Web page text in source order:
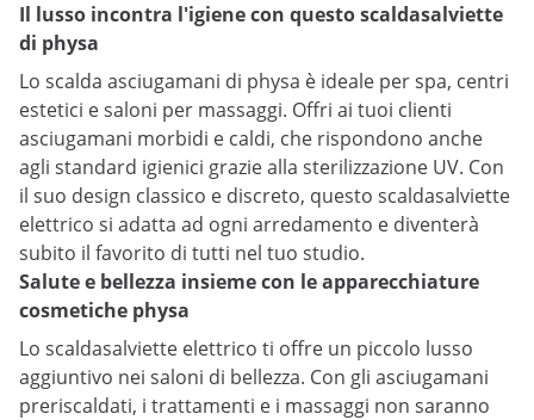
Il lusso incontra l'igiene con questo scaldasalviette
di physa
Lo scalda asciugamani di physa è ideale per spa, centri
estetici e saloni per massaggi. Offri ai tuoi clienti
asciugamani morbidi e caldi, che rispondono anche
agli standard igienici grazie alla sterilizzazione UV. Con
il suo design classico e discreto, questo scaldasalviette
elettrico si adatta ad ogni arredamento e diventerà
subito il favorito di tutti nel tuo studio.
Salute e bellezza insieme con le apparecchiature
cosmetiche physa
Lo scaldasalviette elettrico ti offre un piccolo lusso
aggiuntivo nei saloni di bellezza. Con gli asciugamani
preriscaldati, i trattamenti e i massaggi non saranno